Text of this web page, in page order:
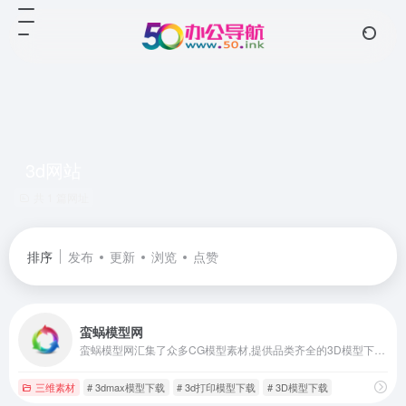
排序 发布 更新 浏览 点赞
蛮蜗模型网
三维素材 # 3dmax模型下载 # 3d打印模型下载 # 3D模型下载